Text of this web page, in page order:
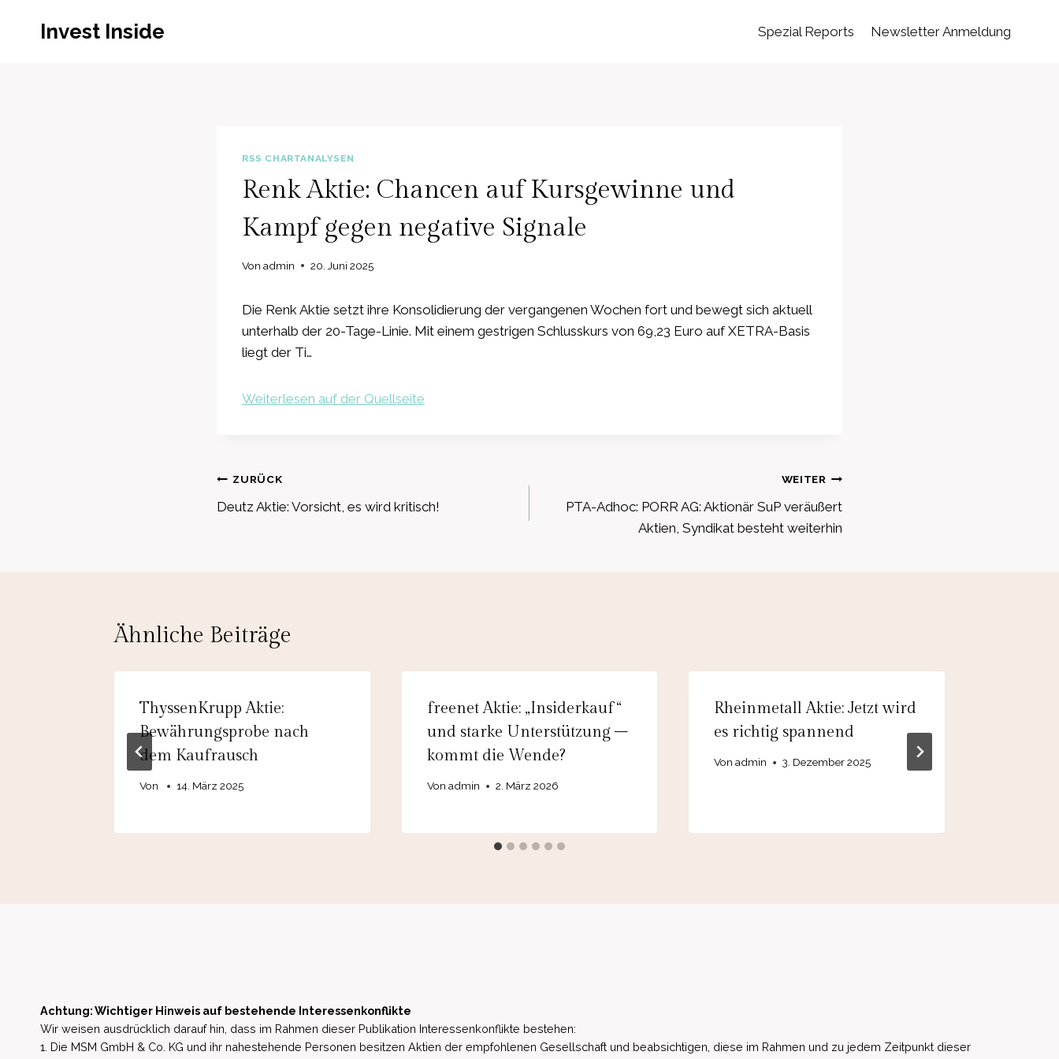
Invest Inside Spezial Reports Newsletter Anmeldung
RSS CHARTANALYSEN
Renk Aktie: Chancen auf Kursgewinne und
Kampf gegen negative Signale
Von admin 20. Juni 2025
Die Renk Aktie setzt ihre Konsolidierung der vergangenen Wochen fort und bewegt sich aktuell
unterhalb der 20-Tage-Linie. Mit einem gestrigen Schlusskurs von 69,23 Euro auf XETRA-Basis
liegt der Ti…
Weiterlesen auf der Quellseite
Beitragsnavigation
ZURÜCK
Deutz Aktie: Vorsicht, es wird kritisch!
WEITER
PTA-Adhoc: PORR AG: Aktionär SuP veräußert
Aktien, Syndikat besteht weiterhin
Ähnliche Beiträge
ThyssenKrupp Aktie:
Bewährungsprobe nach
dem Kaufrausch
Von 14. März 2025
freenet Aktie: „Insiderkauf“
und starke Unterstützung –
kommt die Wende?
Von admin 2. März 2026
Rheinmetall Aktie: Jetzt wird
es richtig spannend
Von admin 3. Dezember 2025
Achtung: Wichtiger Hinweis auf bestehende Interessenkonflikte
Wir weisen ausdrücklich darauf hin, dass im Rahmen dieser Publikation Interessenkonflikte bestehen:
1. Die MSM GmbH & Co. KG und ihr nahestehende Personen besitzen Aktien der empfohlenen Gesellschaft und beabsichtigen, diese im Rahmen und zu jedem Zeitpunkt dieser